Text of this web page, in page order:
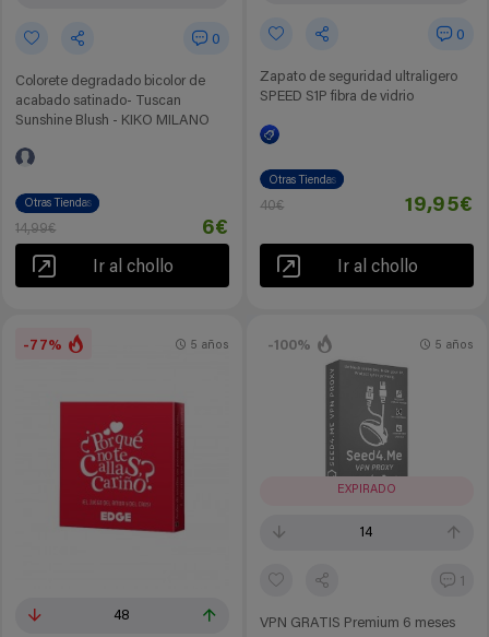
0
Colorete degradado bicolor de
acabado satinado- Tuscan
Sunshine Blush - KIKO MILANO
Otras Tiendas
14,99€ 6€
Ir al chollo
0
Zapato de seguridad ultraligero
SPEED S1P fibra de vidrio
Otras Tiendas
40€ 19,95€
Ir al chollo
-77%
48
5 años -100%
EXPIRADO
14
1
VPN GRATIS Premium 6 meses
5 años